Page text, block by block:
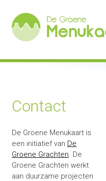
Contact
De Groene Menukaart is
een initiatief van De
Groene Grachten. De
Groene Grachten werkt
aan duurzame projecten